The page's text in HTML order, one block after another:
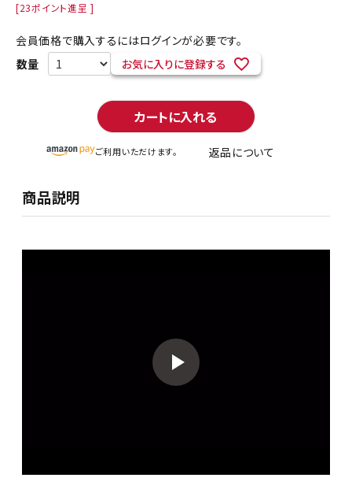
[23ポイント進呈 ]
会員価格で購入するにはログインが必要です。
お気に入りに登録する
カートに入れる
ご利用いただけます。 返品について
商品説明